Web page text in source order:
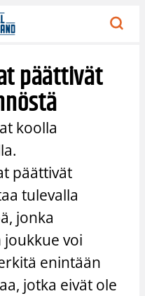
päättivät
koolla
päättivät
tulevalla
jonka
joukkue voi
enintään
jotka eivät ole